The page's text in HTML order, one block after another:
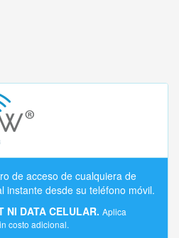
de acceso de cualquiera de
instante desde su teléfono móvil.
NI DATA CELULAR. Aplica
costo adicional.